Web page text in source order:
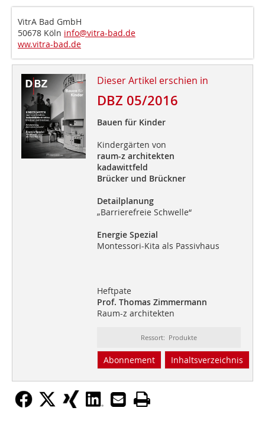
VitrA Bad GmbH
50678 Köln info@vitra-bad.de
ww.vitra-bad.de
Dieser Artikel erschien in
DBZ 05/2016
Bauen für Kinder
Kindergärten von
raum-z architekten
kadawittfeld
Brücker und Brückner
Detailplanung
„Barrierefreie Schwelle“
Energie Spezial
Montessori-Kita als Passivhaus
Heftpate
Prof. Thomas Zimmermann
Raum-z architekten
Ressort: Produkte
Abonnement Inhaltsverzeichnis